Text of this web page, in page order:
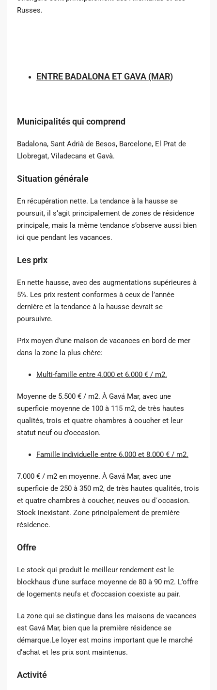
Russes.
ENTRE BADALONA ET GAVA (MAR)
Municipalités qui comprend
Badalona, ​​Sant Adrià de Besos, Barcelone, El Prat de
Llobregat, Viladecans et Gavà.
Situation générale
En récupération nette. La tendance à la hausse se
poursuit, il s’agit principalement de zones de résidence
principale, mais la même tendance s’observe aussi bien
ici que pendant les vacances.
Les prix
En nette hausse, avec des augmentations supérieures à
5%. Les prix restent conformes à ceux de l’année
dernière et la tendance à la hausse devrait se
poursuivre.
Prix ​​moyen d’une maison de vacances en bord de mer
dans la zone la plus chère:
Multi-famille entre 4.000 et 6.000 € / m2.
Moyenne de 5.500 € / m2. À Gavá Mar, avec une
superficie moyenne de 100 à 115 m2, de très hautes
qualités, trois et quatre chambres à coucher et leur
statut neuf ou d’occasion.
Famille individuelle entre 6.000 et 8.000 € / m2.
7.000 € / m2 en moyenne. À Gavá Mar, avec une
superficie de 250 à 350 m2, de très hautes qualités, trois
et quatre chambres à coucher, neuves ou d´occasion.
Stock inexistant. Zone principalement de première
résidence.
Offre
Le stock qui produit le meilleur rendement est le
blockhaus d’une surface moyenne de 80 à 90 m2. L’offre
de logements neufs et d’occasion coexiste au pair.
La zone qui se distingue dans les maisons de vacances
est Gavá Mar, bien que la première résidence se
démarque.Le loyer est moins important que le marché
d’achat et les prix sont maintenus.
Activité